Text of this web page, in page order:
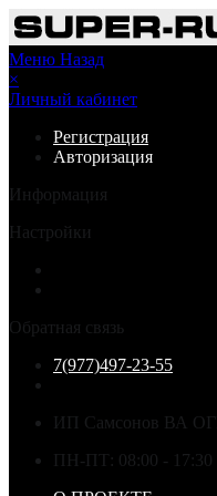
Меню Назад
×
Личный кабинет
Регистрация
Авторизация
Информация
Настройки
Обратная связь
7(977)497-23-55
ИП Самсонов ВА
ПН-ПТ: 08:00 - 17:30